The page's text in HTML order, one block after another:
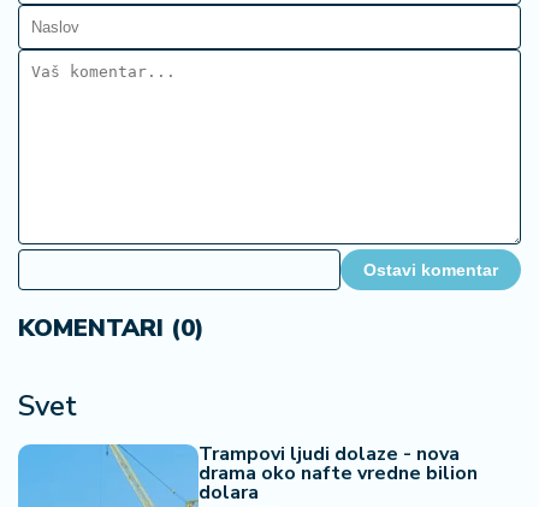
Ostavi komentar
KOMENTARI (0)
Svet
Trampovi ljudi dolaze - nova
drama oko nafte vredne bilion
dolara